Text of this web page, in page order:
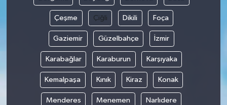
Çeşme Çiğli Dikili Foça
Gaziemir Güzelbahçe İzmir
Karabağlar Karaburun Karşıyaka
Kemalpaşa Kınık Kiraz Konak
Menderes Menemen Narlıdere